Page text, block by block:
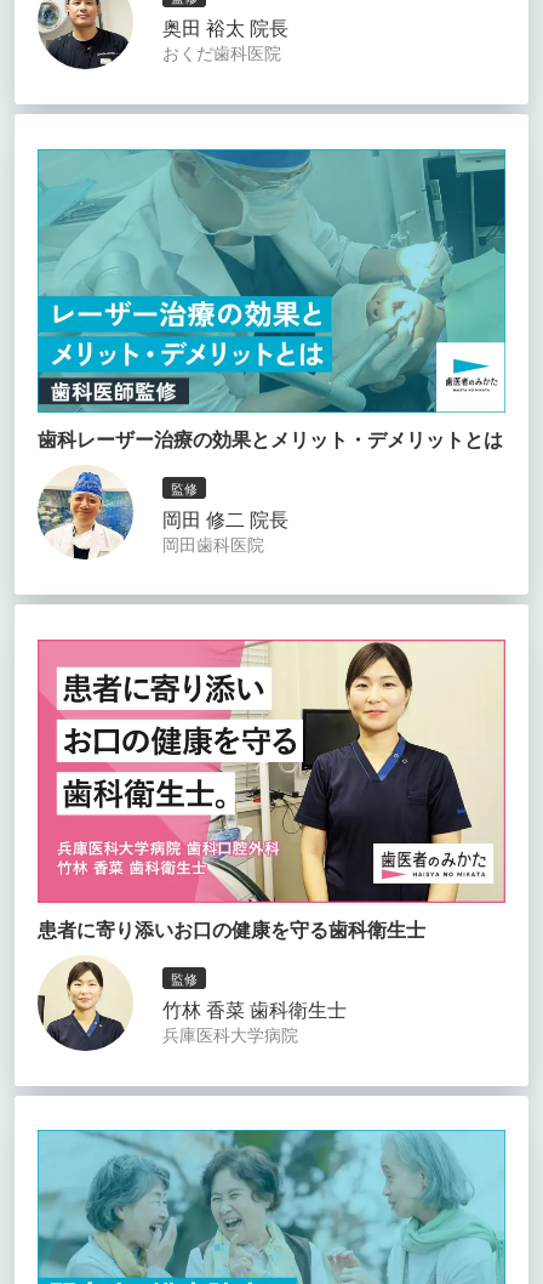
奥田 裕太 院長
おくだ歯科医院
歯科レーザー治療の効果とメリット・デメリットとは
監修
岡田 修二 院長
岡田歯科医院
患者に寄り添いお口の健康を守る歯科衛生士
監修
竹林 香菜 歯科衛生士
兵庫医科大学病院